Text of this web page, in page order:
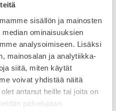
sisällön ja mainosten
ominaisuuksien
analysoimiseen. Lisäksi
mainosalan ja analytiikka-
siitä, miten käytät
voivat yhdistää näitä
antanut heille tai joita on
palvelujaan.